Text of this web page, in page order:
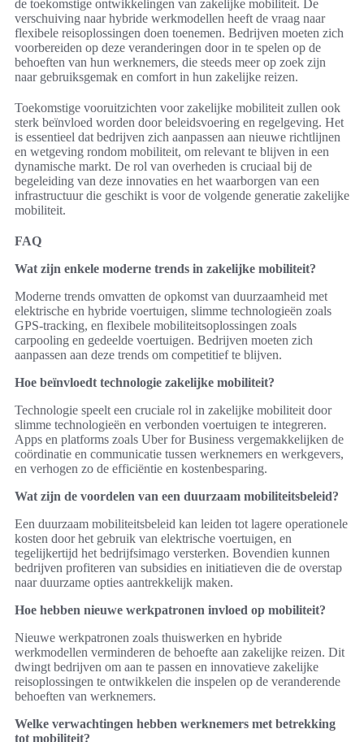
de toekomstige ontwikkelingen van zakelijke mobiliteit. De
verschuiving naar hybride werkmodellen heeft de vraag naar
flexibele reisoplossingen doen toenemen. Bedrijven moeten zich
voorbereiden op deze veranderingen door in te spelen op de
behoeften van hun werknemers, die steeds meer op zoek zijn
naar gebruiksgemak en comfort in hun zakelijke reizen.
Toekomstige vooruitzichten voor zakelijke mobiliteit zullen ook
sterk beïnvloed worden door beleidsvoering en regelgeving. Het
is essentieel dat bedrijven zich aanpassen aan nieuwe richtlijnen
en wetgeving rondom mobiliteit, om relevant te blijven in een
dynamische markt. De rol van overheden is cruciaal bij de
begeleiding van deze innovaties en het waarborgen van een
infrastructuur die geschikt is voor de volgende generatie zakelijke
mobiliteit.
FAQ
Wat zijn enkele moderne trends in zakelijke mobiliteit?
Moderne trends omvatten de opkomst van duurzaamheid met
elektrische en hybride voertuigen, slimme technologieën zoals
GPS-tracking, en flexibele mobiliteitsoplossingen zoals
carpooling en gedeelde voertuigen. Bedrijven moeten zich
aanpassen aan deze trends om competitief te blijven.
Hoe beïnvloedt technologie zakelijke mobiliteit?
Technologie speelt een cruciale rol in zakelijke mobiliteit door
slimme technologieën en verbonden voertuigen te integreren.
Apps en platforms zoals Uber for Business vergemakkelijken de
coördinatie en communicatie tussen werknemers en werkgevers,
en verhogen zo de efficiëntie en kostenbesparing.
Wat zijn de voordelen van een duurzaam mobiliteitsbeleid?
Een duurzaam mobiliteitsbeleid kan leiden tot lagere operationele
kosten door het gebruik van elektrische voertuigen, en
tegelijkertijd het bedrijfsimago versterken. Bovendien kunnen
bedrijven profiteren van subsidies en initiatieven die de overstap
naar duurzame opties aantrekkelijk maken.
Hoe hebben nieuwe werkpatronen invloed op mobiliteit?
Nieuwe werkpatronen zoals thuiswerken en hybride
werkmodellen verminderen de behoefte aan zakelijke reizen. Dit
dwingt bedrijven om aan te passen en innovatieve zakelijke
reisoplossingen te ontwikkelen die inspelen op de veranderende
behoeften van werknemers.
Welke verwachtingen hebben werknemers met betrekking
tot mobiliteit?